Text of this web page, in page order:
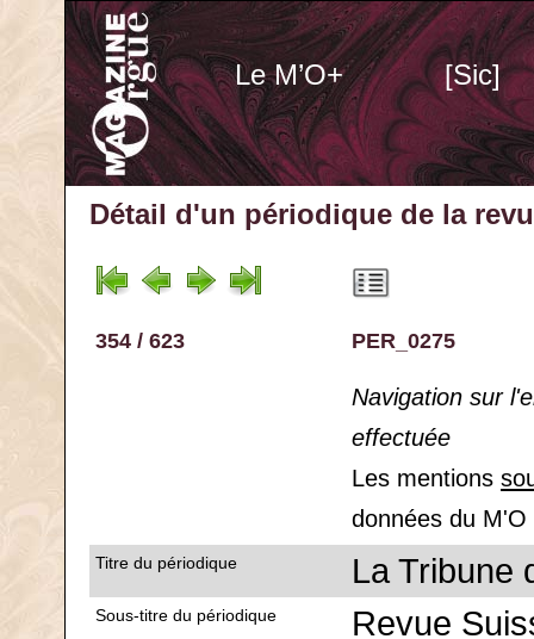
Le M’O+ [Sic]
Détail d'un périodique de la
354 / 623 PER_0275
Navigation sur
effectuée
Les mentions
données du M'O
Titre du périodique La Tribune
Sous-titre du périodique Revue